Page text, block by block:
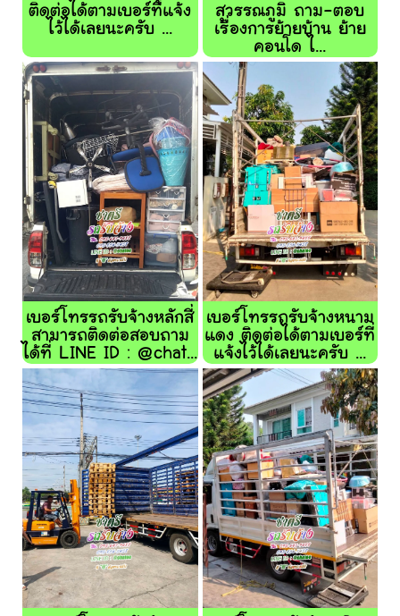
ติดต่อได้ตามเบอร์ที่แจ้ง
ไว้ได้เลยนะครับ ...
สุวรรณภูมิ ถาม-ตอบ
เรื่องการย้ายบ้าน ย้าย
คอนโด ไ...
เบอร์โทรรถรับจ้างหลักสี่
สามารถติดต่อสอบถาม
ได้ที่ LINE ID : @chat...
เบอร์โทรรถรับจ้างหนาม
แดง ติดต่อได้ตามเบอร์ที่
แจ้งไว้ได้เลยนะครับ ...